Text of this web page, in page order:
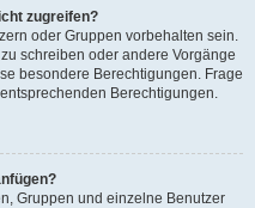
zugreifen?
oder Gruppen vorbehalten sein.
schreiben oder andere Vorgänge
besondere Berechtigungen. Frage
Berechtigungen.
Gruppen und einzelne Benutzer